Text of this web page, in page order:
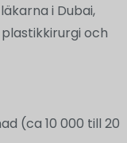
i Dubai,
och
(ca 10 000 till 20